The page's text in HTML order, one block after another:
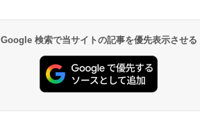
Google 検索で当サイトの記事を優先表示させる